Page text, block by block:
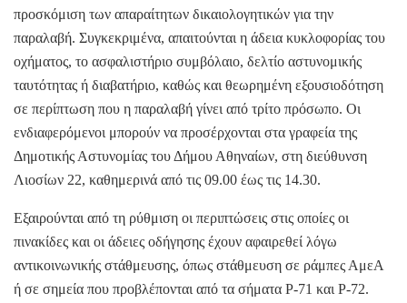
προσκόμιση των απαραίτητων δικαιολογητικών για την
παραλαβή. Συγκεκριμένα, απαιτούνται η άδεια κυκλοφορίας του
οχήματος, το ασφαλιστήριο συμβόλαιο, δελτίο αστυνομικής
ταυτότητας ή διαβατήριο, καθώς και θεωρημένη εξουσιοδότηση
σε περίπτωση που η παραλαβή γίνει από τρίτο πρόσωπο. Οι
ενδιαφερόμενοι μπορούν να προσέρχονται στα γραφεία της
Δημοτικής Αστυνομίας του Δήμου Αθηναίων, στη διεύθυνση
Λιοσίων 22, καθημερινά από τις 09.00 έως τις 14.30.
Εξαιρούνται από τη ρύθμιση οι περιπτώσεις στις οποίες οι
πινακίδες και οι άδειες οδήγησης έχουν αφαιρεθεί λόγω
αντικοινωνικής στάθμευσης, όπως στάθμευση σε ράμπες ΑμεΑ
ή σε σημεία που προβλέπονται από τα σήματα Ρ-71 και Ρ-72.